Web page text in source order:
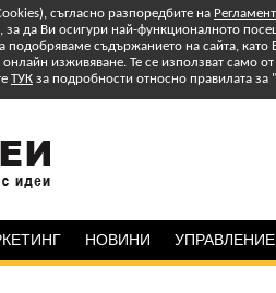
съгласно разпоредбите на
, за да Ви осигури най-функционалното
подобряваме съдържанието на сайта, като
изживяване. Те се използват само
ТУК за подробности относно правилата за
НОВИНИ